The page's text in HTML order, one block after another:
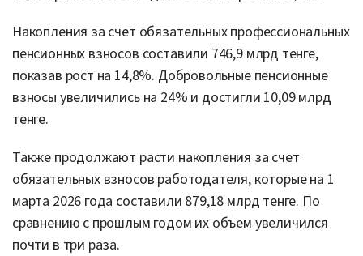
Накопления за счет обязательных профессиональных
пенсионных взносов составили 746,9 млрд тенге,
показав рост на 14,8%. Добровольные пенсионные
взносы увеличились на 24% и достигли 10,09 млрд
тенге.
Также продолжают расти накопления за счет
обязательных взносов работодателя, которые на 1
марта 2026 года составили 879,18 млрд тенге. По
сравнению с прошлым годом их объем увеличился
почти в три раза.